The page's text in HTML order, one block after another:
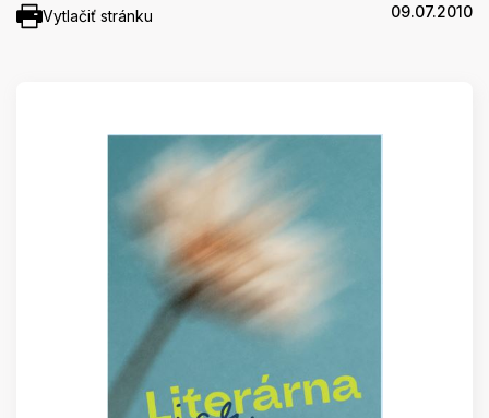
Vytlačiť stránku 09.07.2010